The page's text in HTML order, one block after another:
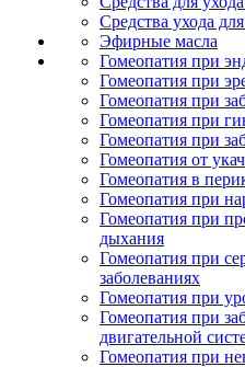
Средства ухода
Эфирные масла
Гомеопатия при
Гомеопатия при
Гомеопатия при
Гомеопатия при
Гомеопатия при
Гомеопатия от
Гомеопатия в
Гомеопатия при
Гомеопатия при
дыхания
Гомеопатия при
заболеваниях
Гомеопатия при
Гомеопатия при
двигательной
Гомеопатия при